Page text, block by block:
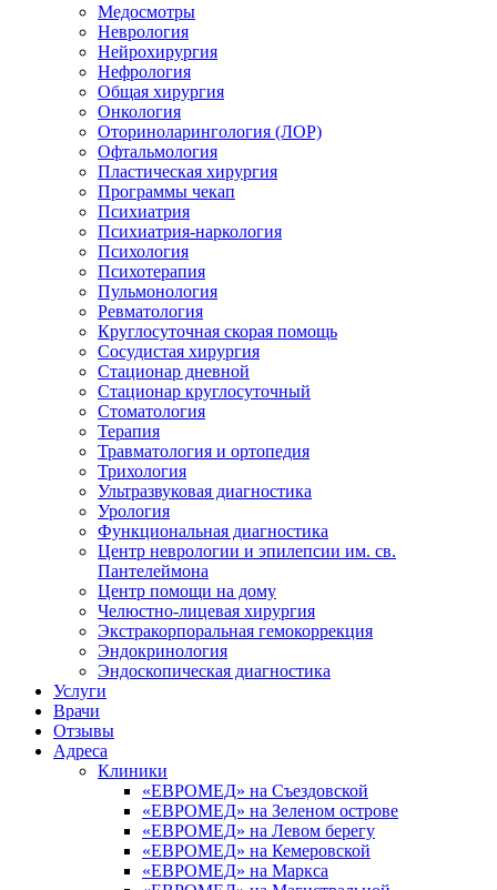
Медосмотры
Неврология
Нейрохирургия
Нефрология
Общая хирургия
Онкология
Оториноларингология (ЛОР)
Офтальмология
Пластическая хирургия
Программы чекап
Психиатрия
Психиатрия-наркология
Психология
Психотерапия
Пульмонология
Ревматология
Круглосуточная скорая помощь
Сосудистая хирургия
Стационар дневной
Стационар круглосуточный
Стоматология
Терапия
Травматология и ортопедия
Трихология
Ультразвуковая диагностика
Урология
Функциональная диагностика
Центр неврологии и эпилепсии им. св.
Пантелеймона
Центр помощи на дому
Челюстно-лицевая хирургия
Экстракорпоральная гемокоррекция
Эндокринология
Эндоскопическая диагностика
Услуги
Врачи
Отзывы
Адреса
Клиники
«ЕВРОМЕД» на Съездовской
«ЕВРОМЕД» на Зеленом острове
«ЕВРОМЕД» на Левом берегу
«ЕВРОМЕД» на Кемеровской
«ЕВРОМЕД» на Маркса